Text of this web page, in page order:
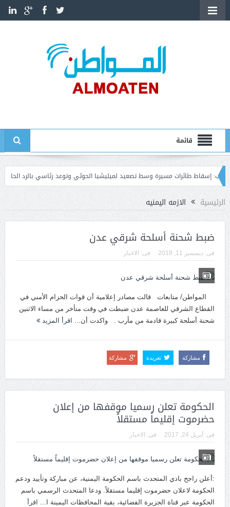
قائمة
طائرات مسيرة وسط تصعيد لميليشيا الحوثي وتوعد رئاسي بالرد الحازم عدن:
الرئيسية الازمه اليمنيه
ضبط شحنة أسلحة شرقي عدن
فى: ديسمبر 11, 2018 فى: الاخبار
المواطن/ متابعات قالت مصادر إعلامية أن قوات الحزام الأمني في
القطاع الشرقي للعاصمة عدن ضبطت في وقت متأخر من مساء الاثنين
شحنة أسلحة كبيرة قادمة من مأرب . واكدت أن...
اقرأ المزيد
مشاركة تغريدة مشاركة
الحكومة تعلن رسميا موقفها من إعلان
حضرموت إقليماً مستقلاً
فى: أبريل 24, 2017 فى: الاخبار
:أعلن راجح بادي المتحدث باسم الحكومة اليمنية، عن مباركة وتأييد ودعم
الحكومة لاعلان حضرموت إقليما مستقلاً. ودعا المتحدث الرسمي باسم
الحكومة عبر قناة الجزيرة الفضائية، بقية المحافظات اليمينة ا...
اقرأ